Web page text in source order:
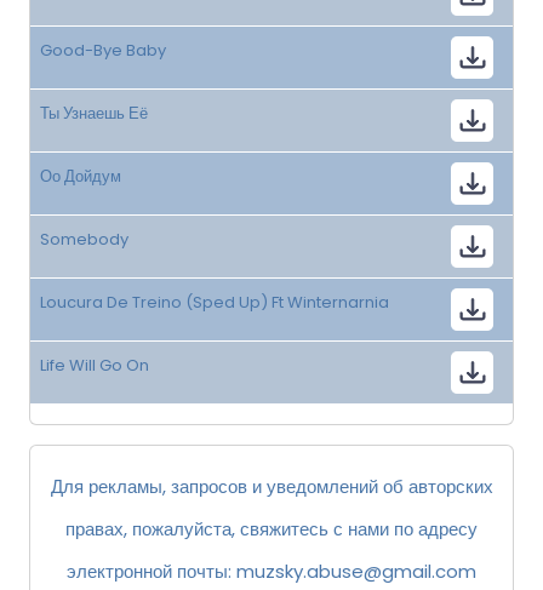
Good-Bye Baby
Ты Узнаешь Её
Оо Дойдум
Somebody
Loucura De Treino (Sped Up) Ft Winternarnia
Life Will Go On
Для рекламы, запросов и уведомлений об авторских
правах, пожалуйста, свяжитесь с нами по адресу
электронной почты: muzsky.abuse@gmail.com